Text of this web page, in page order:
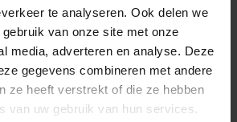
te analyseren. Ook delen we
van onze site met onze
media, adverteren en analyse. Deze
gegevens combineren met andere
ze heeft verstrekt of die ze hebben
van uw gebruik van hun services.
Vergelijken
Brandstoffilter Caterpillar